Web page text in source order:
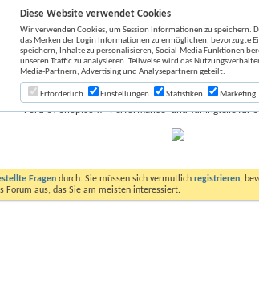
Ford-ST-Shop.com - Performance- und Tuningteile für
Fragen durch. Sie müssen sich vermutlich registrieren,
Forum aus, das Sie am meisten interessiert.
Diese Website verwendet Cookies
Wir verwenden Cookies, um Session Informationen zu speichern.
das Merken der Login Informationen zu ermöglichen, bevorzugte
speichern, Inhalte zu personalisieren, Social-Media Funktionen
unseren Traffic zu analysieren. Teilweise wird das
Media-Partnern, Advertising und Analysepartnern geteilt.
Erforderlich Einstellungen Statistiken Marketing